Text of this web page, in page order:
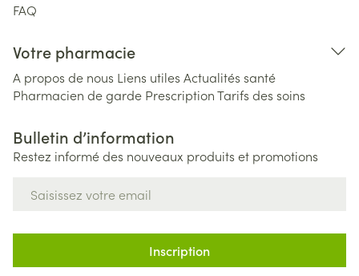
FAQ
Votre pharmacie
A propos de nous Liens utiles Actualités santé
Pharmacien de garde PrescriptionTarifs des soins
Bulletin d’information
Restez informé des nouveaux produits et promotions
Inscription